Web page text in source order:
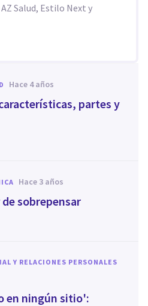
Salud, Estilo Next y
hace 4 años
partes y
hace 3 años
sobrepensar
Y RELACIONES PERSONALES
en ningún sitio':